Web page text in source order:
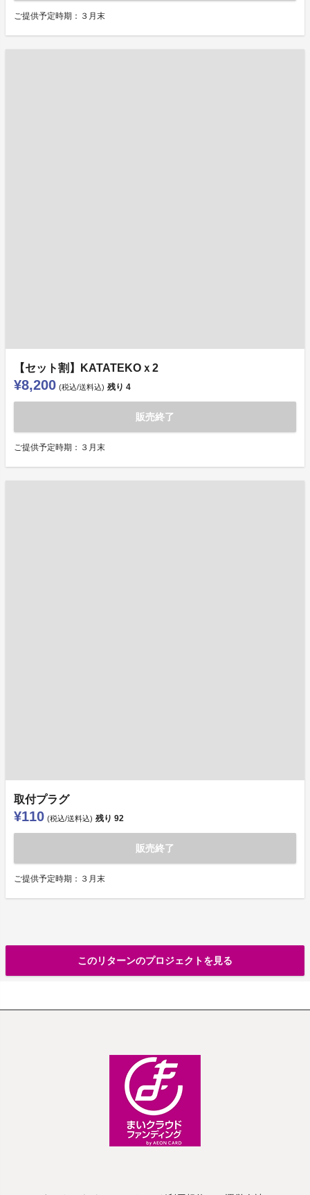
ご提供予定時期：３月末
【セット割】KATATEKOｘ2
¥8,200 (税込/送料込) 残り 4
販売終了
ご提供予定時期：３月末
取付プラグ
¥110 (税込/送料込) 残り 92
販売終了
ご提供予定時期：３月末
このリターンのプロジェクトを見る